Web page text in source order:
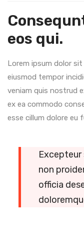
eos qui.
Lorem ipsum dolor
eiusmod tempor
veniam quis nostrud
ex ea commodo
esse cillum dolore eu
non
officia